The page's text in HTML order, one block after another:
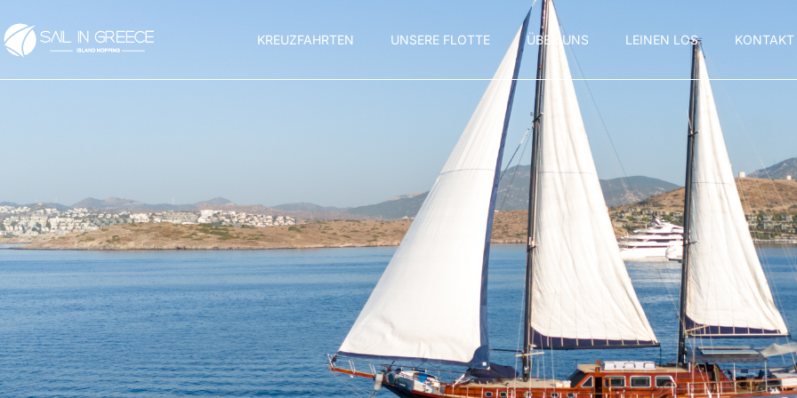
KREUZFAHRTEN UNSERE FLOTTE ÜBER UNS LEINEN LOS KONTAKT